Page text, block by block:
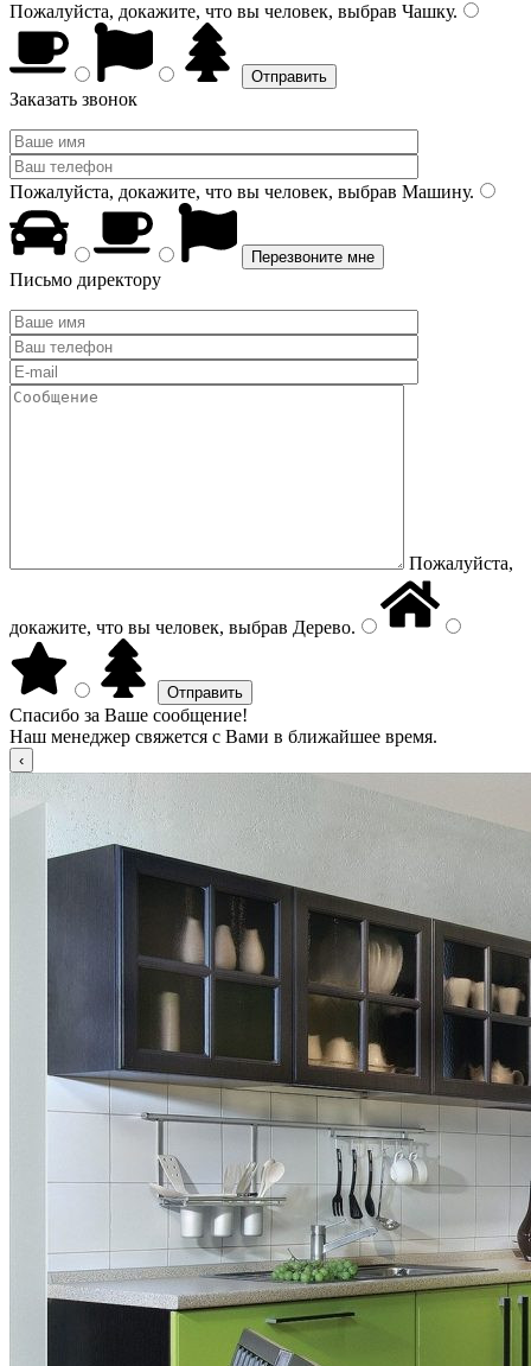
Пожалуйста, докажите, что вы человек, выбрав Чашку.
Заказать звонок
Пожалуйста, докажите, что вы человек, выбрав Машину.
Письмо директору
Пожалуйста,
докажите, что вы человек, выбрав Дерево.
Спасибо за Ваше сообщение!
Наш менеджер свяжется с Вами в ближайшее время.